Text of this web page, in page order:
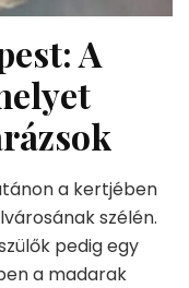
A
a kertjében
szélén.
pedig egy
a madarak